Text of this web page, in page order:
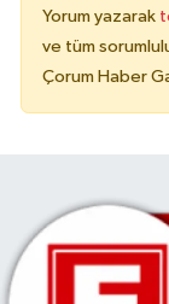
Yorum yazarak
ve tüm
Çorum Haber